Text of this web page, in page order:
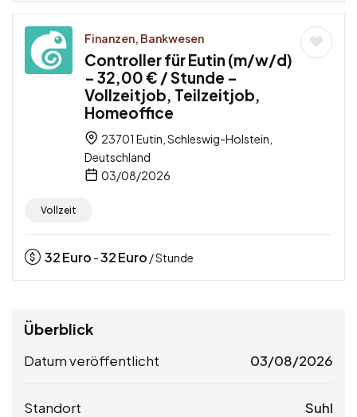
Finanzen, Bankwesen
Controller für Eutin (m/w/d)
– 32,00 € / Stunde –
Vollzeitjob, Teilzeitjob,
Homeoffice
23701 Eutin, Schleswig-Holstein,
Deutschland
03/08/2026
Vollzeit
32Euro -32Euro / Stunde
Überblick
Datum veröffentlicht 03/08/2026
Standort Suhl